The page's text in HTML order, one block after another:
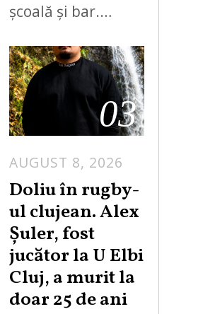
școală și bar.…
03
AUGUST 8, 2026
Doliu în rugby-
ul clujean. Alex
Șuler, fost
jucător la U Elbi
Cluj, a murit la
doar 25 de ani